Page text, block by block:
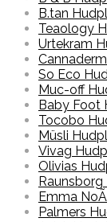
B.tan
Teaology
Urtekram
So Eco
Muc-off
Baby Foot
Tocobo
Müsli
Vivag
Olivias
Emma
Palmers